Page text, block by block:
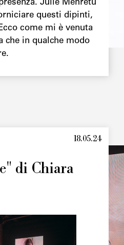
Julie Mehretu
questi dipinti,
come mi è venuta
che in qualche modo
18.05.24
di Chiara